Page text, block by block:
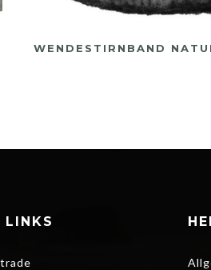
WENDESTIRNBAND
LINKS